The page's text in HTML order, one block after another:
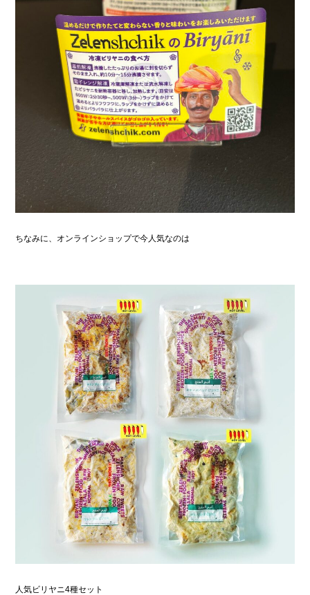
ちなみに、オンラインショップで今人気なのは
人気ビリヤニ4種セット